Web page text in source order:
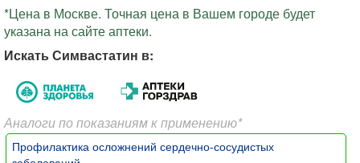
*Цена в Москве. Точная цена в Вашем городе будет
указана на сайте аптеки.
Искать Симвастатин в:
Аналоги по показаниям к применению*
Профилактика осложнений сердечно-сосудистых